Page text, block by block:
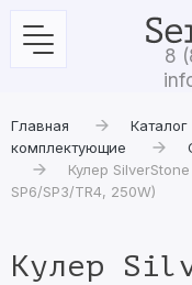
8
Главная Каталог
комплектующие
Кулер
SP6/SP3/TR4, 250W)
Кулер